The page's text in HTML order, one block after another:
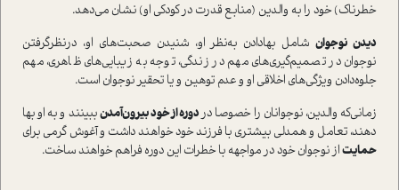
خطرناک) خود را به والدین (منابع قدرت در کودکی او) نشان می‌دهد.
دیدن نوجوانشامل بهادادن به‌نظر او، شنیدن صحبت‌های او، در‌نظرگرفتن
نوجوان در تصمیم‌گیری‌های مهم در زندگی‌، توجه به زیبایی‌های ظاهری، مهم
جلوه‌دادن ویژگی‌های اخلاقی او و عدم توهین و یا تحقیر نوجوان ا‌ست.
زمانی‌که والدین، نوجوانان را خصوصا دردوره‌ از خود بیرون‌آمدنببینند و به او بها
دهند، تعامل و همدلی بیشتری با فرزند خود خواهند داشت و آغوش گرمی برای
حمایتاز نوجوان خود در مواجهه با خطرات این دوره فراهم خواهند ساخت.